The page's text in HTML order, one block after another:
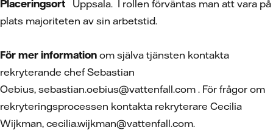
Placeringsort Uppsala. I rollen förväntas man att vara på
plats majoriteten av sin arbetstid.
För mer information om själva tjänsten kontakta
rekryterande chef Sebastian
Oebius, sebastian.oebius@vattenfall.com . För frågor om
rekryteringsprocessen kontakta rekryterare Cecilia
Wijkman, cecilia.wijkman@vattenfall.com.